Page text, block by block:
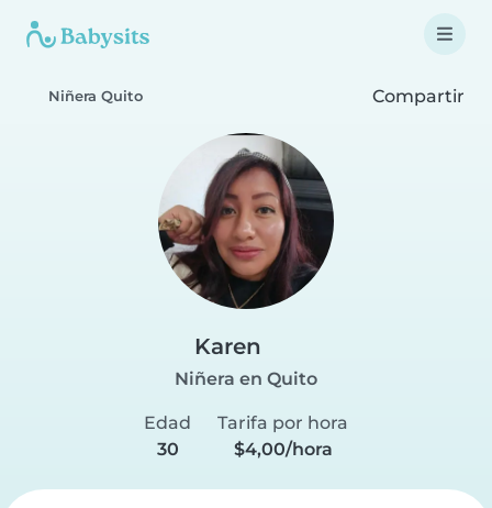
Niñera Quito Compartir
Karen
Niñera en Quito
Edad
30
Tarifa por hora
$4,00/hora